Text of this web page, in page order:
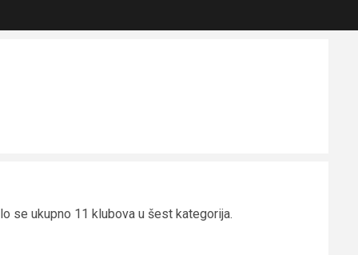
se ukupno 11 klubova u šest kategorija.